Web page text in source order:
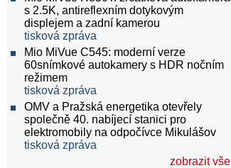
s 2.5K, antireflexním dotykovým
displejem a zadní kamerou
tisková zpráva
Mio MiVue C545: moderní verze
60snímkové autokamery s HDR nočním
režimem
tisková zpráva
OMV a Pražská energetika otevřely
společně 40. nabíjecí stanici pro
elektromobily na odpočívce Mikulášov
tisková zpráva
zobrazit vše